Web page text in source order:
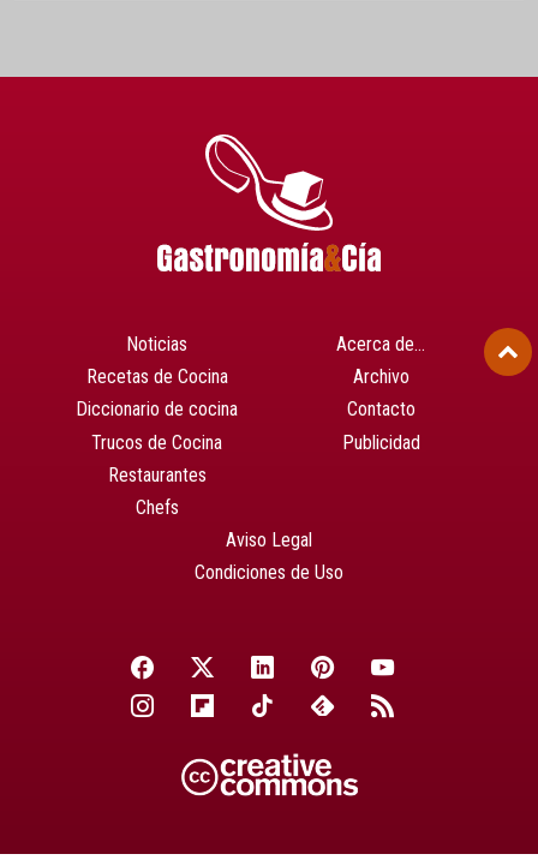
Noticias
Recetas de Cocina
Diccionario de cocina
Trucos de Cocina
Restaurantes
Chefs
Acerca de…
Archivo
Contacto
Publicidad
Aviso Legal
Condiciones de Uso